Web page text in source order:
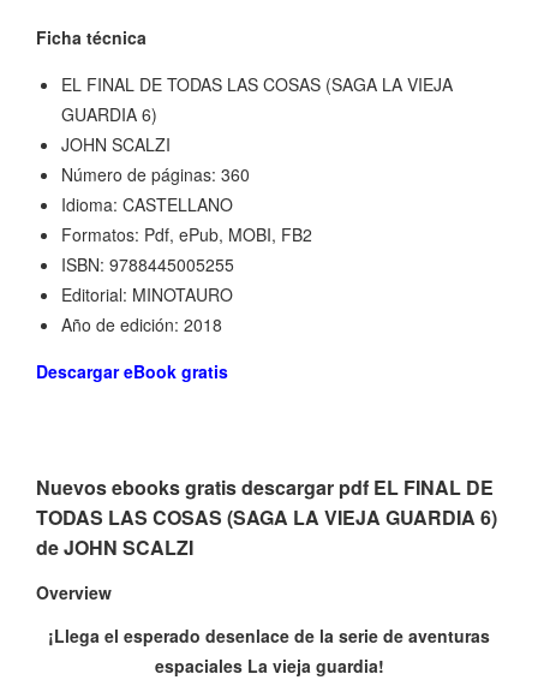
Ficha técnica
EL FINAL DE TODAS LAS COSAS (SAGA LA VIEJA
GUARDIA 6)
JOHN SCALZI
Número de páginas: 360
Idioma: CASTELLANO
Formatos: Pdf, ePub, MOBI, FB2
ISBN: 9788445005255
Editorial: MINOTAURO
Año de edición: 2018
Descargar eBook gratis
Nuevos ebooks gratis descargar pdf EL FINAL DE
TODAS LAS COSAS (SAGA LA VIEJA GUARDIA 6)
de JOHN SCALZI
Overview
¡Llega el esperado desenlace de la serie de aventuras
espaciales La vieja guardia!